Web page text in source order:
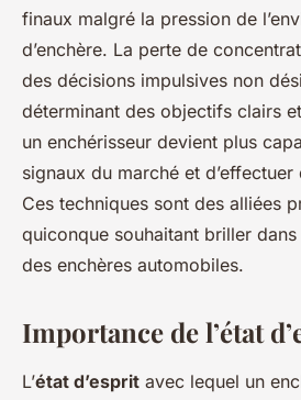
finaux malgré la pression de
d’enchère. La perte de
des décisions impulsives non
déterminant des objectifs clairs
un enchérisseur devient plus
signaux du marché et
Ces techniques sont des alliées
quiconque souhaitant briller
des enchères automobiles.
Importance de l’état
L’état d’esprit avec lequel un